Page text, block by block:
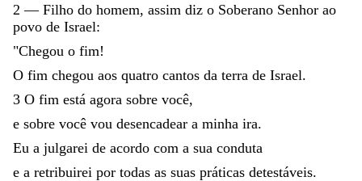
2 — Filho do homem, assim diz o Soberano Senhor ao
povo de Israel:
"Chegou o fim!
O fim chegou aos quatro cantos da terra de Israel.
3 O fim está agora sobre você,
e sobre você vou desencadear a minha ira.
Eu a julgarei de acordo com a sua conduta
e a retribuirei por todas as suas práticas detestáveis.